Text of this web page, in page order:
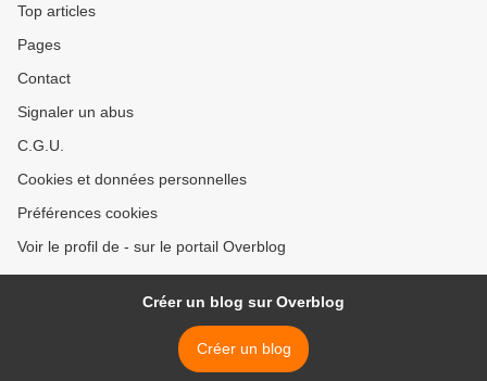
Top articles
Pages
Contact
Signaler un abus
C.G.U.
Cookies et données personnelles
Préférences cookies
Voir le profil de - sur le portail Overblog
Créer un blog sur Overblog
Créer un blog